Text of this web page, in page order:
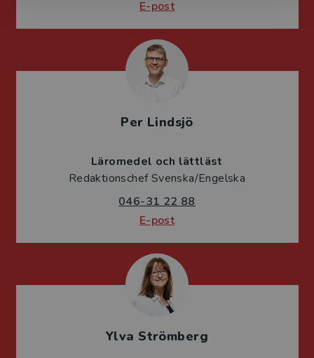
E-post
Per Lindsjö
Läromedel och lättläst
Redaktionschef Svenska/Engelska
046-31 22 88
E-post
Ylva Strömberg